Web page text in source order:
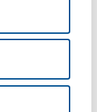
2021
de renting
para los